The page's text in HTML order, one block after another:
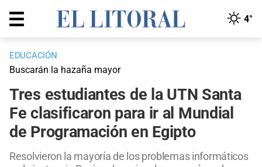
4°
EDUCACIÓN
Buscarán la hazaña mayor
Tres estudiantes de la UTN Santa
Fe clasificaron para ir al Mundial
de Programación en Egipto
Resolvieron la mayoría de los problemas informáticos